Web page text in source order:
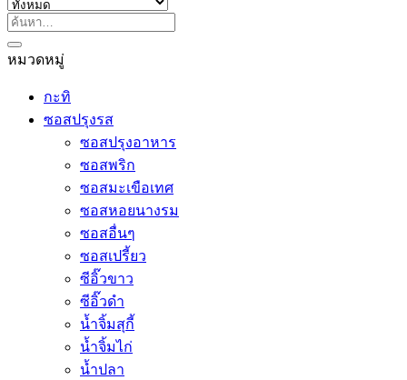
ค้นหา:
หมวดหมู่
กะทิ
ซอสปรุงรส
ซอสปรุงอาหาร
ซอสพริก
ซอสมะเขือเทศ
ซอสหอยนางรม
ซอสอื่นๆ
ซอสเปรี้ยว
ซีอิ๊วขาว
ซีอิ๊วดำ
น้ำจิ้มสุกี้
น้ำจิ้มไก่
น้ำปลา